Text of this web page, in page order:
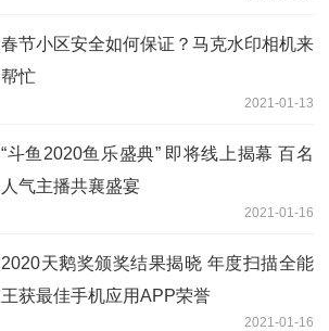
春节小区安全如何保证？马克水印相机来
帮忙
2021-01-13
“斗鱼2020鱼乐盛典” 即将线上揭幕 百名
人气主播共襄盛宴
2021-01-16
2020天鹅奖颁奖结果揭晓 年度扫描全能
王获最佳手机应用APP荣誉
2021-01-16